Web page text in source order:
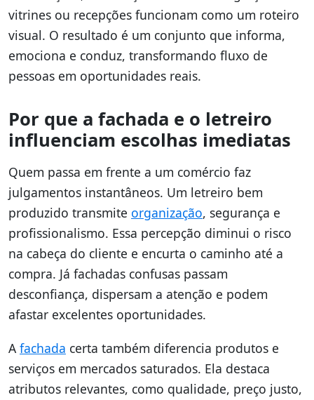
vitrines ou recepções funcionam como um roteiro
visual. O resultado é um conjunto que informa,
emociona e conduz, transformando fluxo de
pessoas em oportunidades reais.
Por que a fachada e o letreiro
influenciam escolhas imediatas
Quem passa em frente a um comércio faz
julgamentos instantâneos. Um letreiro bem
produzido transmite organização, segurança e
profissionalismo. Essa percepção diminui o risco
na cabeça do cliente e encurta o caminho até a
compra. Já fachadas confusas passam
desconfiança, dispersam a atenção e podem
afastar excelentes oportunidades.
A fachada certa também diferencia produtos e
serviços em mercados saturados. Ela destaca
atributos relevantes, como qualidade, preço justo,